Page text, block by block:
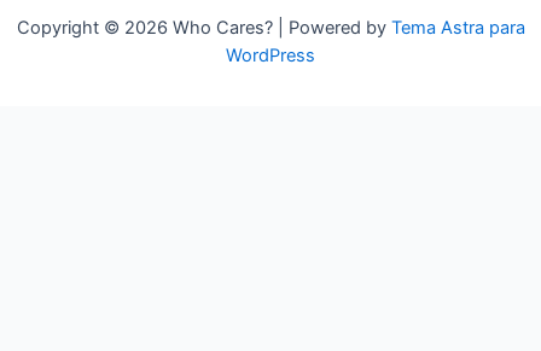
Copyright © 2026 Who Cares? | Powered by Tema Astra para
WordPress